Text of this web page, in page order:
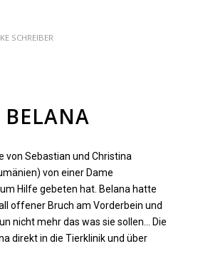
SCHREIBER
von Sebastian und Christina
von einer Dame
Hilfe gebeten hat. Belana hatte
offener Bruch am Vorderbein und
nicht mehr das was sie sollen… Die
direkt in die Tierklinik und über